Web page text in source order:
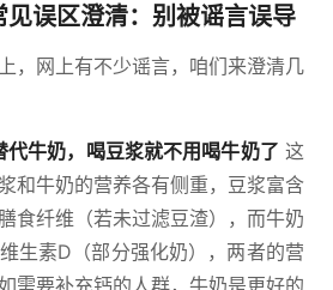
误区澄清：别被谣言误导
，网上有不少谣言，咱们来澄清几
代牛奶，喝豆浆就不用喝牛奶了 这
和牛奶的营养各有侧重，豆浆富含
食纤维（若未过滤豆渣），而牛奶
生素D（部分强化奶），两者的营
需要补充钙的人群，牛奶是更好的